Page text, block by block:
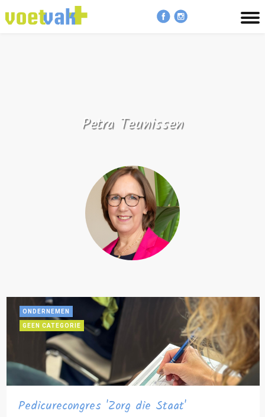
Petra Teunissen
ONDERNEMEN
GEEN CATEGORIE
Pedicurecongres 'Zorg die Staat'